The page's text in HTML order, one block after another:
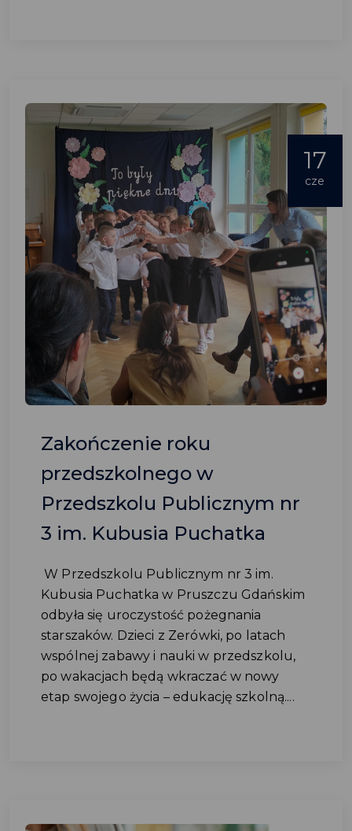
17
cze
Zakończenie roku
przedszkolnego w
Przedszkolu Publicznym nr
3 im. Kubusia Puchatka
W Przedszkolu Publicznym nr 3 im.
Kubusia Puchatka w Pruszczu Gdańskim
odbyła się uroczystość pożegnania
starszaków. Dzieci z Zerówki, po latach
wspólnej zabawy i nauki w przedszkolu,
po wakacjach będą wkraczać w nowy
etap swojego życia – edukację szkolną....